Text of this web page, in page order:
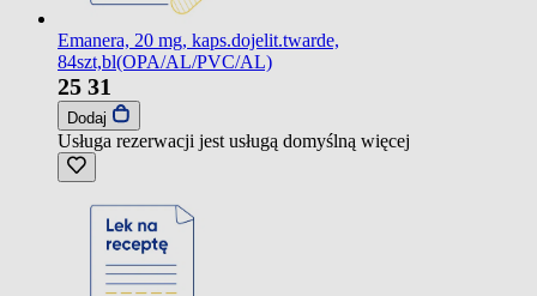
Emanera, 20 mg, kaps.dojelit.twarde,
84szt,bl(OPA/AL/PVC/AL)
25 31
Dodaj
Usługa rezerwacji jest usługą domyślną więcej